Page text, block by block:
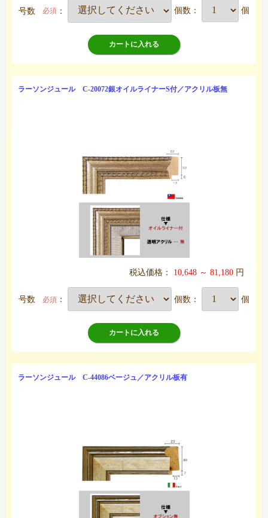
号数 必須 ： 個数： 個
カートに入れる
ラーソンジュール C-20072銀オイルライナーS付／アクリル板無
税込価格： 10,648 ～ 81,180 円
号数 必須 ： 個数： 個
カートに入れる
ラーソンジュール C-44086ベージュ／アクリル板有